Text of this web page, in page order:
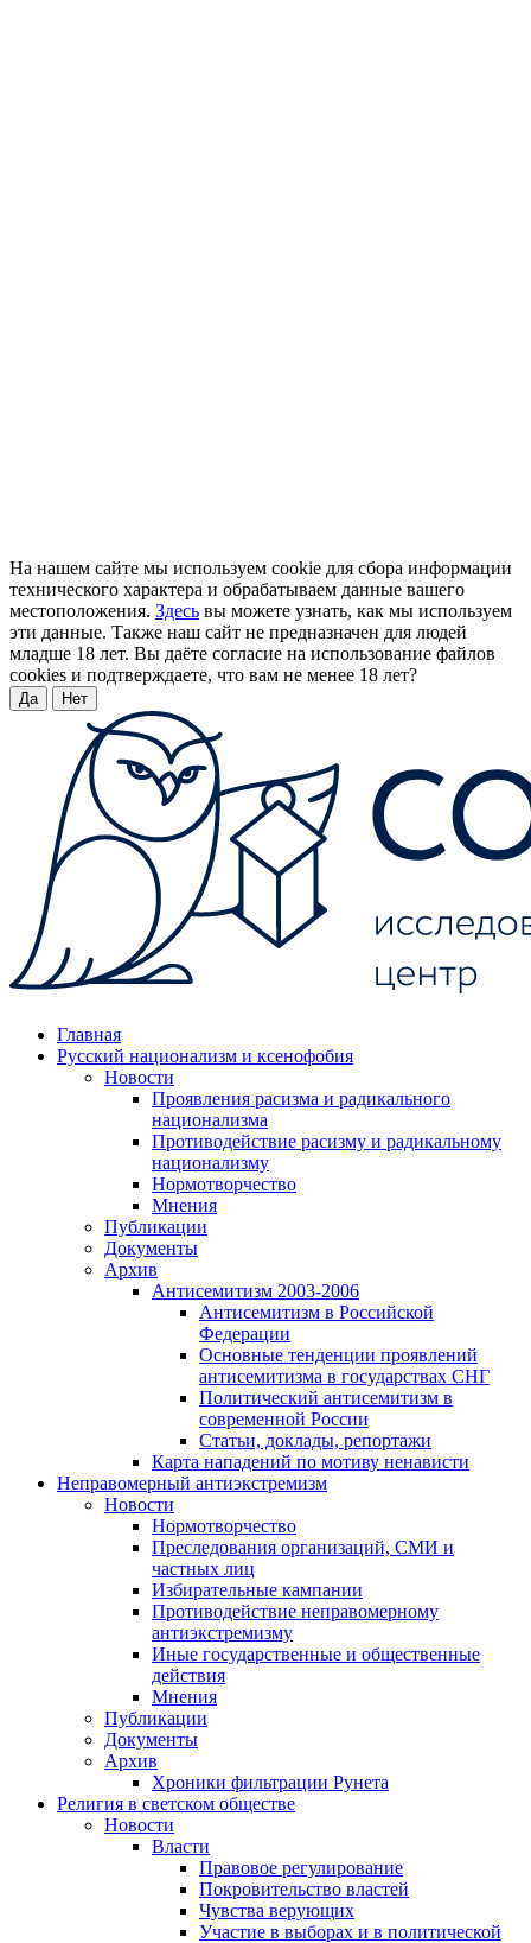
На нашем сайте мы используем cookie для сбора информации
технического характера и обрабатываем данные вашего
местоположения. Здесь вы можете узнать, как мы используем
эти данные. Также наш сайт не предназначен для людей
младше 18 лет. Вы даёте согласие на использование файлов
cookies и подтверждаете, что вам не менее 18 лет?
Да Нет
Главная
Русский национализм и ксенофобия
Новости
Проявления расизма и радикального
национализма
Противодействие расизму и радикальному
национализму
Нормотворчество
Мнения
Публикации
Документы
Архив
Антисемитизм 2003-2006
Антисемитизм в Российской
Федерации
Основные тенденции проявлений
антисемитизма в государствах СНГ
Политический антисемитизм в
современной России
Статьи, доклады, репортажи
Карта нападений по мотиву ненависти
Неправомерный антиэкстремизм
Новости
Нормотворчество
Преследования организаций, СМИ и
частных лиц
Избирательные кампании
Противодействие неправомерному
антиэкстремизму
Иные государственные и общественные
действия
Мнения
Публикации
Документы
Архив
Хроники фильтрации Рунета
Религия в светском обществе
Новости
Власти
Правовое регулирование
Покровительство властей
Чувства верующих
Участие в выборах и в политической